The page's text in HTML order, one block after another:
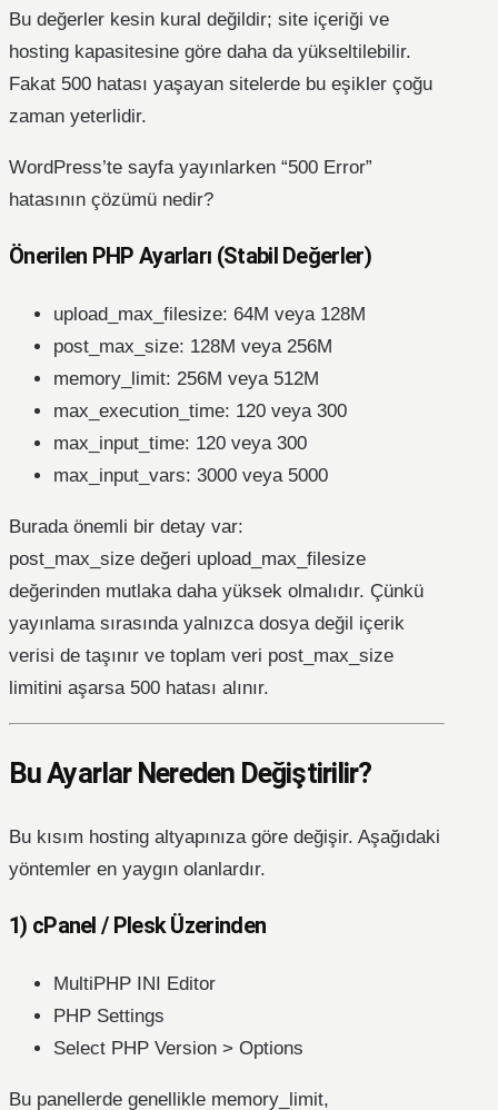
Bu değerler kesin kural değildir; site içeriği ve
hosting kapasitesine göre daha da yükseltilebilir.
Fakat 500 hatası yaşayan sitelerde bu eşikler çoğu
zaman yeterlidir.
WordPress’te sayfa yayınlarken “500 Error”
hatasının çözümü nedir?
Önerilen PHP Ayarları (Stabil Değerler)
upload_max_filesize: 64M veya 128M
post_max_size: 128M veya 256M
memory_limit: 256M veya 512M
max_execution_time: 120 veya 300
max_input_time: 120 veya 300
max_input_vars: 3000 veya 5000
Burada önemli bir detay var:
post_max_size değeri upload_max_filesize
değerinden mutlaka daha yüksek olmalıdır. Çünkü
yayınlama sırasında yalnızca dosya değil içerik
verisi de taşınır ve toplam veri post_max_size
limitini aşarsa 500 hatası alınır.
Bu Ayarlar Nereden Değiştirilir?
Bu kısım hosting altyapınıza göre değişir. Aşağıdaki
yöntemler en yaygın olanlardır.
1) cPanel / Plesk Üzerinden
MultiPHP INI Editor
PHP Settings
Select PHP Version > Options
Bu panellerde genellikle memory_limit,